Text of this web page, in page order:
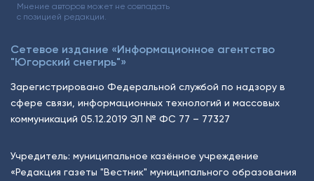
Мнение авторов может не совпадать
с позицией редакции.
Сетевое издание «Информационное агентство
"Югорский снегирь"»
Зарегистрировано Федеральной службой по надзору в
сфере связи, информационных технологий и массовых
коммуникаций 05.12.2019 ЭЛ № ФС 77 – 77327
Учредитель: муниципальное казённое учреждение
«Редакция газеты "Вестник" муниципального образования